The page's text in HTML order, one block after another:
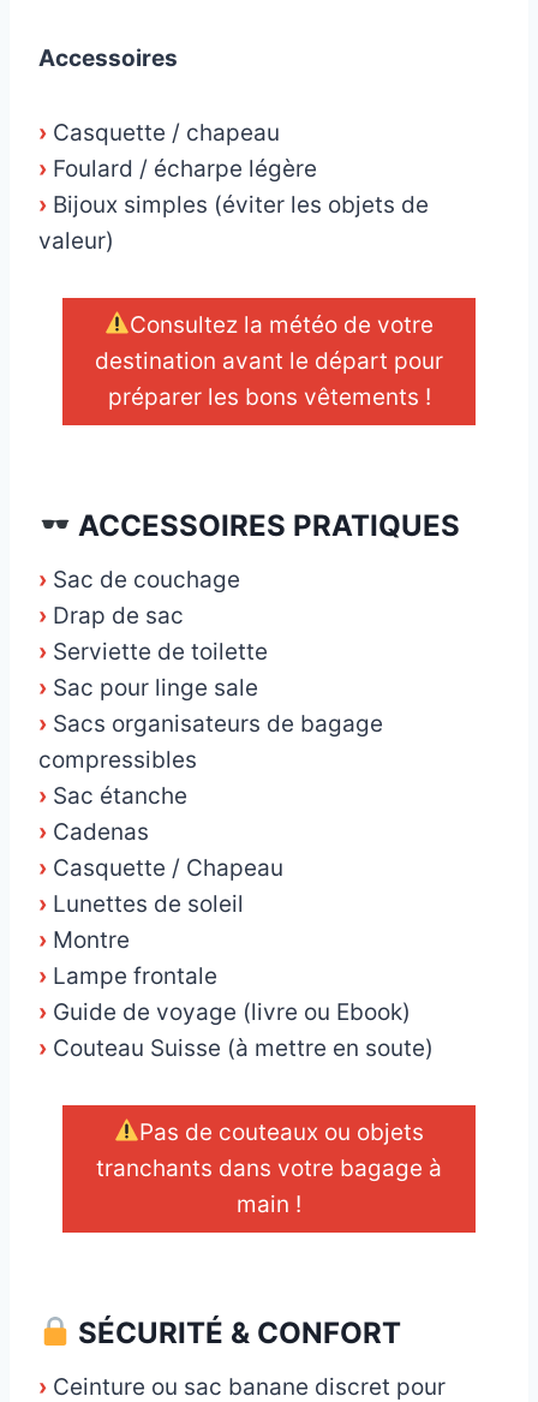
Accessoires
› Casquette / chapeau
› Foulard / écharpe légère
› Bijoux simples (éviter les objets de
valeur)
Consultez la météo de votre
destination avant le départ pour
préparer les bons vêtements !
ACCESSOIRES PRATIQUES
› Sac de couchage
› Drap de sac
› Serviette de toilette
› Sac pour linge sale
› Sacs organisateurs de bagage
compressibles
› Sac étanche
› Cadenas
› Casquette / Chapeau
› Lunettes de soleil
› Montre
› Lampe frontale
› Guide de voyage (livre ou Ebook)
› Couteau Suisse (à mettre en soute)
Pas de couteaux ou objets
tranchants dans votre bagage à
main !
SÉCURITÉ & CONFORT
› Ceinture ou sac banane discret pour